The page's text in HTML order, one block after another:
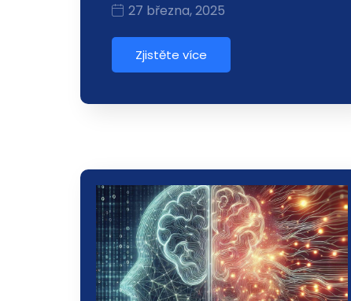
27 března, 2025
Zjistěte více